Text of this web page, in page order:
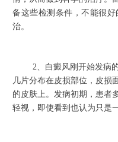
备这些检测条件，不能很
治。
2、白癜风刚开始发病
几片分布在皮损部位，皮损
的皮肤上。发病初期，患者
轻视，即使看到也认为只是